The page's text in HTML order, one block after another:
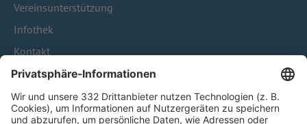
Vereinsunterstützung
Infothek
Kontakt
HÄUFIG BESUCHTE SEITEN
Pässe und Vereinswechsel